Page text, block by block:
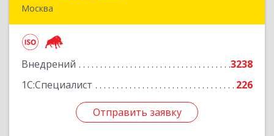
Москва
Внедрений
3238
1С:Специалист
226
Отправить заявку
Подробнее
Отправить заявку